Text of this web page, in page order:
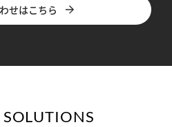
せはこちら